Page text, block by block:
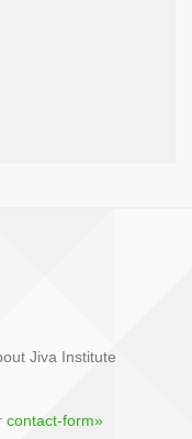
Jiva Institute
contact-form»